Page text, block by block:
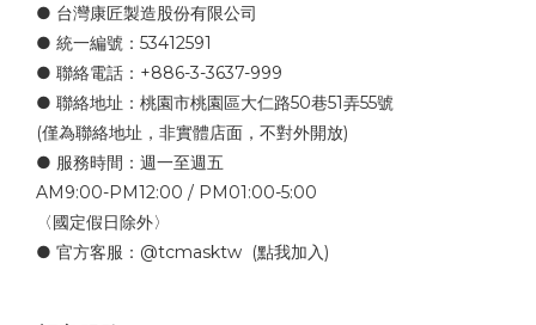
● 台灣康匠製造股份有限公司
● 統一編號：53412591
● 聯絡電話：+886-3-3637-999
● 聯絡地址：桃園市桃園區大仁路50巷51弄55號
(僅為聯絡地址，非實體店面，不對外開放)
● 服務時間：週一至週五
AM9:00-PM12:00 / PM01:00-5:00
〈國定假日除外〉
● 官方客服： @tcmasktw (點我加入)